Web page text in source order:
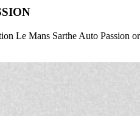
Le Mans Sarthe Auto Passion